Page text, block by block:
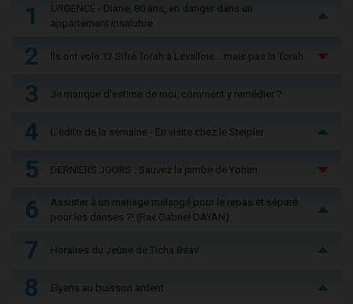
1
URGENCE - Diane, 80 ans, en danger dans un
appartement insalubre
2 Ils ont volé 12 Sifré Torah à Levallois… mais pas la Torah
3 Je manque d'estime de moi, comment y remédier ?
4 L'édito de la semaine - En visite chez le Steipler
5 DERNIERS JOURS : Sauvez la jambe de Yohan
6
Assister à un mariage mélangé pour le repas et séparé
pour les danses ?! (Rav Gabriel DAYAN)
7 Horaires du Jeûne de Ticha Béav
8 Elyana au buisson ardent